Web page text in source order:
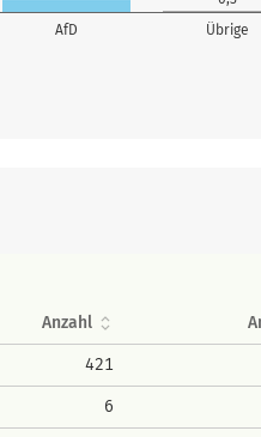
AfD Übrige
Anzahl
421
6